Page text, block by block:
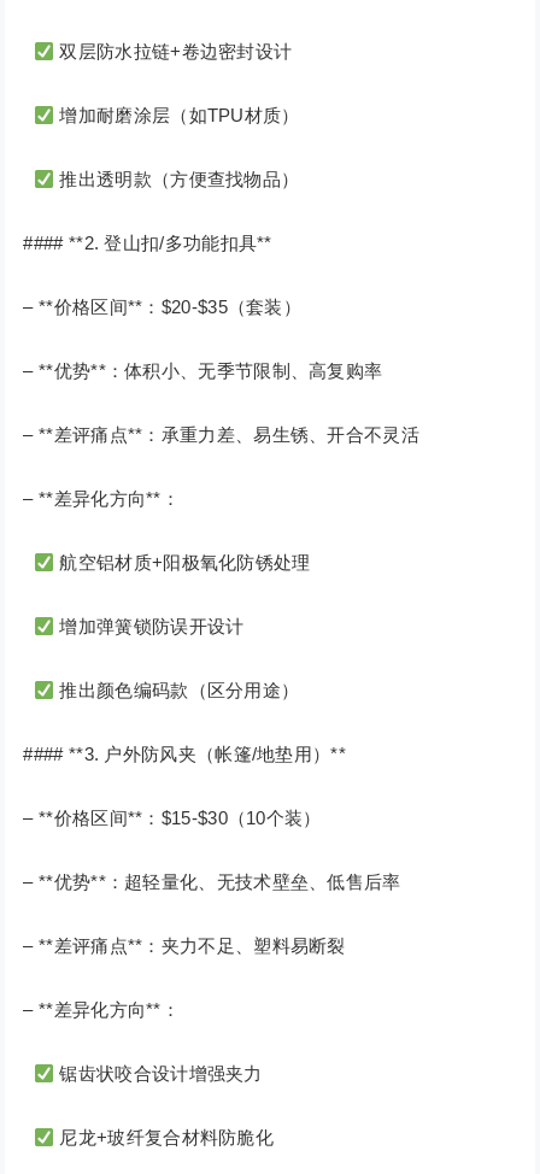
双层防水拉链+卷边密封设计
增加耐磨涂层（如TPU材质）
推出透明款（方便查找物品）
#### **2. 登山扣/多功能扣具**
– **价格区间**：$20-$35（套装）
– **优势**：体积小、无季节限制、高复购率
– **差评痛点**：承重力差、易生锈、开合不灵活
– **差异化方向**：
航空铝材质+阳极氧化防锈处理
增加弹簧锁防误开设计
推出颜色编码款（区分用途）
#### **3. 户外防风夹（帐篷/地垫用）**
– **价格区间**：$15-$30（10个装）
– **优势**：超轻量化、无技术壁垒、低售后率
– **差评痛点**：夹力不足、塑料易断裂
– **差异化方向**：
锯齿状咬合设计增强夹力
尼龙+玻纤复合材料防脆化